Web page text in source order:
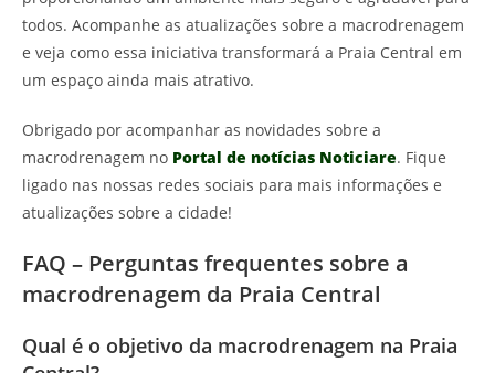
todos. Acompanhe as atualizações sobre a macrodrenagem
e veja como essa iniciativa transformará a Praia Central em
um espaço ainda mais atrativo.
Obrigado por acompanhar as novidades sobre a
macrodrenagem no Portal de notícias Noticiare. Fique
ligado nas nossas redes sociais para mais informações e
atualizações sobre a cidade!
FAQ – Perguntas frequentes sobre a
macrodrenagem da Praia Central
Qual é o objetivo da macrodrenagem na Praia